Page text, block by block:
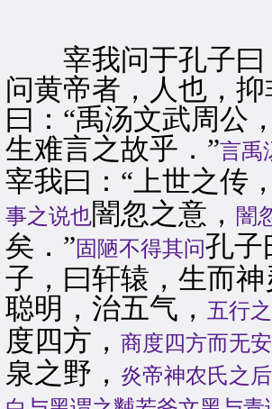
宰我问于孔子曰：
问黄帝者，人也，
曰：“禹汤文武周公
生难言之故乎．”言禹
宰我曰：“上世之传
事之说也闇忽之意， 闇
矣．”固陋不得其问孔子
子，曰轩辕，生而
聪明，治五气， 五行
度四方， 商度四方而无
泉之野， 炎帝神农氏之